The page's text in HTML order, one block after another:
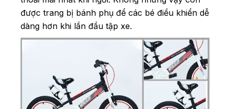
được trang bị bánh phụ để các bé điều khiển dễ
dàng hơn khi lần đầu tập xe.